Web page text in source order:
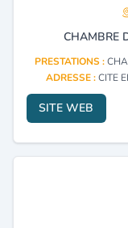
CHAMBRE
PRESTATIONS :
ADRESSE :CITE
SITE WEB